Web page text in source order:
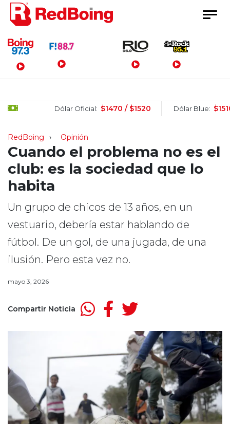
Menú Principal
Dólar Oficial: $1470 / $1520 Dólar Blue: $1510 /
RedBoing Opinión
Cuando el problema no es el
club: es la sociedad que lo
habita
Un grupo de chicos de 13 años, en un
vestuario, debería estar hablando de
fútbol. De un gol, de una jugada, de una
ilusión. Pero esta vez no.
mayo 3, 2026
Compartir Noticia